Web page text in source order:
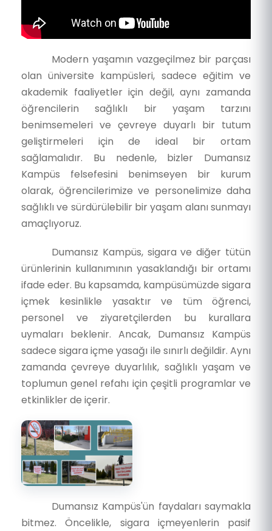
Modern yaşamın vazgeçilmez bir parçası
olan üniversite kampüsleri, sadece eğitim ve
akademik faaliyetler için değil, aynı zamanda
öğrencilerin sağlıklı bir yaşam tarzını
benimsemeleri ve çevreye duyarlı bir tutum
geliştirmeleri için de ideal bir ortam
sağlamalıdır. Bu nedenle, bizler Dumansız
Kampüs felsefesini benimseyen bir kurum
olarak, öğrencilerimize ve personelimize daha
sağlıklı ve sürdürülebilir bir yaşam alanı sunmayı
amaçlıyoruz.
Dumansız Kampüs, sigara ve diğer tütün
ürünlerinin kullanımının yasaklandığı bir ortamı
ifade eder. Bu kapsamda, kampüsümüzde sigara
içmek kesinlikle yasaktır ve tüm öğrenci,
personel ve ziyaretçilerden bu kurallara
uymaları beklenir. Ancak, Dumansız Kampüs
sadece sigara içme yasağı ile sınırlı değildir. Aynı
zamanda çevreye duyarlılık, sağlıklı yaşam ve
toplumun genel refahı için çeşitli programlar ve
etkinlikler de içerir.
Dumansız Kampüs'ün faydaları saymakla
bitmez. Öncelikle, sigara içmeyenlerin pasif